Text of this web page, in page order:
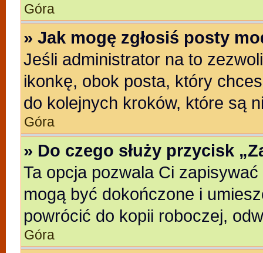
Góra
» Jak mogę zgłosiś posty
Jeśli administrator na to
ikonkę, obok posta, który
do kolejnych kroków, które są
Góra
» Do czego służy przycisk
Ta opcja pozwala Ci
mogą być dokończone i
powrócić do kopii roboczej,
Góra